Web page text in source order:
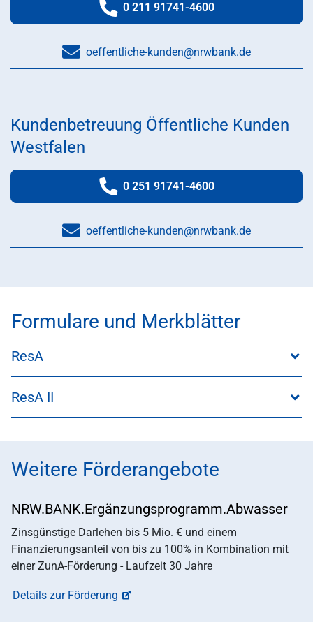
Telefonnummer:
0 211 91741-4600
oeffentliche-kunden@nrwbank.de
Kundenbetreuung Öffentliche Kunden
Westfalen
Telefonnummer:
0 251 91741-4600
oeffentliche-kunden@nrwbank.de
Formulare und Merkblätter
ResA
ResA II
Weitere Förderangebote
NRW.BANK.Ergänzungs­programm.­Abwasser
Zinsgünstige Darlehen bis 5 Mio. € und einem
Finanzierungsanteil von bis zu 100% in Kombination mit
einer ZunA-Förderung - Laufzeit 30 Jahre
Details zur Förderung